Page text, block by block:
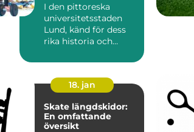
I den pittoreska
universitetsstaden
Lund, känd för dess
rika historia och
18. jan
Skate längdskidor:
En omfattande
översikt